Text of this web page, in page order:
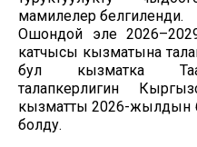
мамилелер белгиленди.
Ошондой эле
катчысы кызматына
бул кызматка
талапкерлигин
кызматты 2026-жылдын
болду.